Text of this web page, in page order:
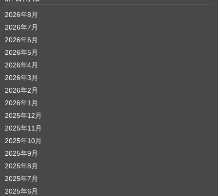
2026年8月
2026年7月
2026年6月
2026年5月
2026年4月
2026年3月
2026年2月
2026年1月
2025年12月
2025年11月
2025年10月
2025年9月
2025年8月
2025年7月
2025年6月